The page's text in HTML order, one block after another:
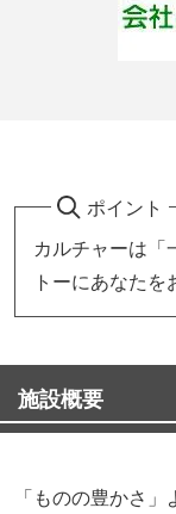
ポイント
カルチャーは「
トーにあなたを
施設概要
「ものの豊かさ